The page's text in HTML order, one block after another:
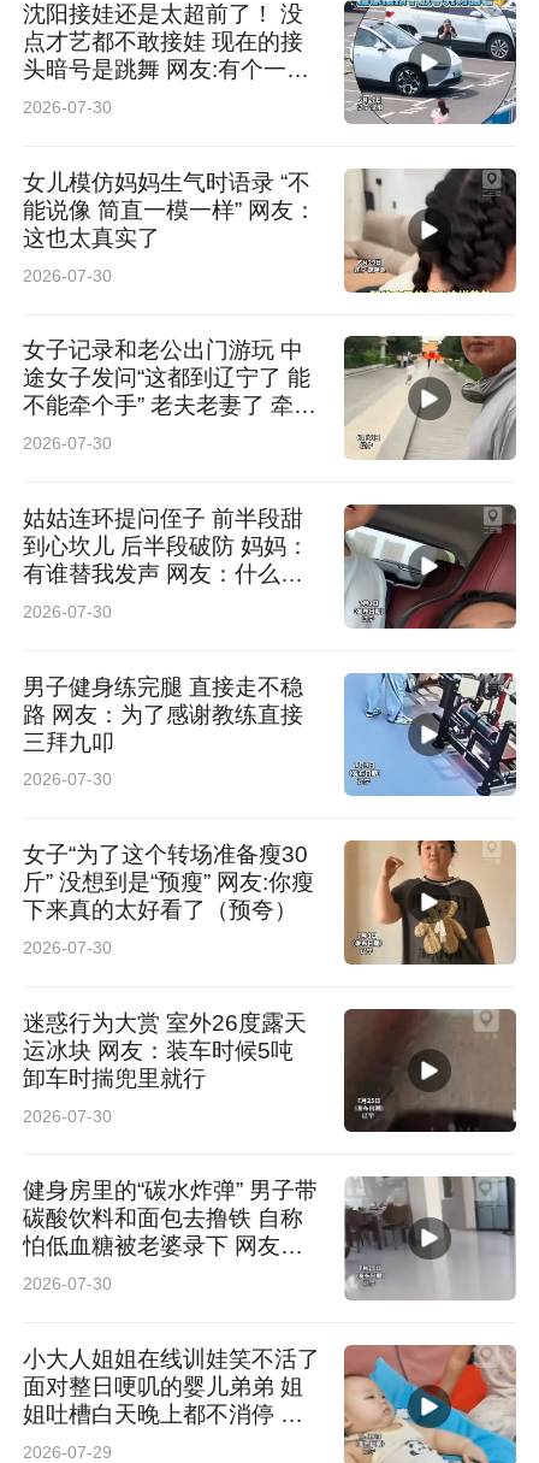
沈阳接娃还是太超前了！ 没
点才艺都不敢接娃 现在的接
头暗号是跳舞 网友:有个一起
疯的爸爸是一辈子幸福
2026-07-30
女儿模仿妈妈生气时语录 “不
能说像 简直一模一样” 网友：
这也太真实了
2026-07-30
女子记录和老公出门游玩 中
途女子发问“这都到辽宁了 能
不能牵个手” 老夫老妻了 牵手
后相视大笑 网友：你俩笑的
2026-07-30
姑姑连环提问侄子 前半段甜
到心坎儿 后半段破防 妈妈：
有谁替我发声 网友：什么暖
壶
2026-07-30
男子健身练完腿 直接走不稳
路 网友：为了感谢教练直接
三拜九叩
2026-07-30
女子“为了这个转场准备瘦30
斤” 没想到是“预瘦” 网友:你瘦
下来真的太好看了（预夸）
2026-07-30
迷惑行为大赏 室外26度露天
运冰块 网友：装车时候5吨
卸车时揣兜里就行
2026-07-30
健身房里的“碳水炸弹” 男子带
碳酸饮料和面包去撸铁 自称
怕低血糖被老婆录下 网友：
我哥练哪块肌肉 咀嚼肌啊
2026-07-30
小大人姐姐在线训娃笑不活了
面对整日哽叽的婴儿弟弟 姐
姐吐槽白天晚上都不消停 网
友：小小年纪操着老妈的心
2026-07-29